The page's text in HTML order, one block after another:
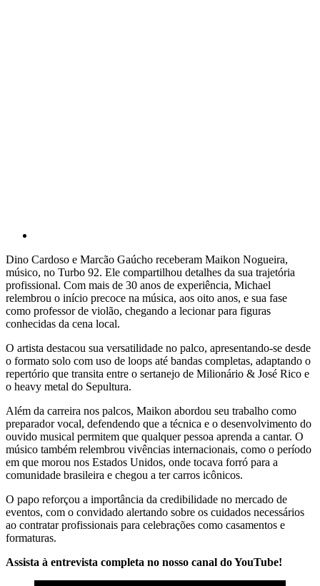
Dino Cardoso e Marcão Gaúcho receberam Maikon Nogueira,
músico, no Turbo 92. Ele compartilhou detalhes da sua trajetória
profissional. Com mais de 30 anos de experiência, Michael
relembrou o início precoce na música, aos oito anos, e sua fase
como professor de violão, chegando a lecionar para figuras
conhecidas da cena local.
O artista destacou sua versatilidade no palco, apresentando-se desde
o formato solo com uso de loops até bandas completas, adaptando o
repertório que transita entre o sertanejo de Milionário & José Rico e
o heavy metal do Sepultura.
Além da carreira nos palcos, Maikon abordou seu trabalho como
preparador vocal, defendendo que a técnica e o desenvolvimento do
ouvido musical permitem que qualquer pessoa aprenda a cantar. O
músico também relembrou vivências internacionais, como o período
em que morou nos Estados Unidos, onde tocava forró para a
comunidade brasileira e chegou a ter carros icônicos.
O papo reforçou a importância da credibilidade no mercado de
eventos, com o convidado alertando sobre os cuidados necessários
ao contratar profissionais para celebrações como casamentos e
formaturas.
Assista à entrevista completa no nosso canal do YouTube!